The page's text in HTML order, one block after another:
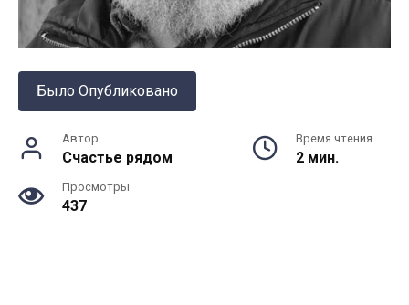
Было Опубликовано
Автор
Счастье рядом
Время чтения
2 мин.
Просмотры
437